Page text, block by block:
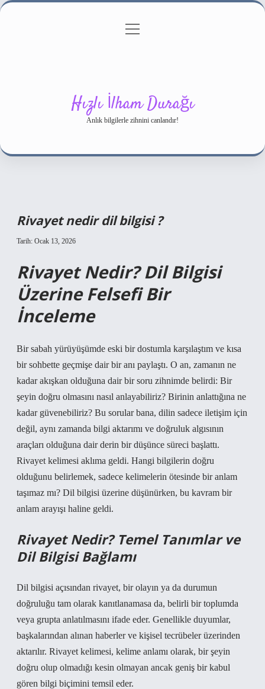
Gizlilik Politikası
menüyü
Hızlı İlham Durağı
Anlık bilgilerle zihnini canlandır!
Rivayet nedir dil bilgisi ?
Tarih: Ocak 13, 2026
Rivayet Nedir? Dil Bilgisi
Üzerine Felsefi Bir
İnceleme
Bir sabah yürüyüşümde eski bir dostumla karşılaştım ve kısa
bir sohbette geçmişe dair bir anı paylaştı. O an, zamanın ne
kadar akışkan olduğuna dair bir soru zihnimde belirdi: Bir
şeyin doğru olmasını nasıl anlayabiliriz? Birinin anlattığına ne
kadar güvenebiliriz? Bu sorular bana, dilin sadece iletişim için
değil, aynı zamanda bilgi aktarımı ve doğruluk algısının
araçları olduğuna dair derin bir düşünce süreci başlattı.
Rivayet kelimesi aklıma geldi. Hangi bilgilerin doğru
olduğunu belirlemek, sadece kelimelerin ötesinde bir anlam
taşımaz mı? Dil bilgisi üzerine düşünürken, bu kavram bir
anlam arayışı haline geldi.
Rivayet Nedir? Temel Tanımlar ve
Dil Bilgisi Bağlamı
Dil bilgisi açısından rivayet, bir olayın ya da durumun
doğruluğu tam olarak kanıtlanamasa da, belirli bir toplumda
veya grupta anlatılmasını ifade eder. Genellikle duyumlar,
başkalarından alınan haberler ve kişisel tecrübeler üzerinden
aktarılır. Rivayet kelimesi, kelime anlamı olarak, bir şeyin
doğru olup olmadığı kesin olmayan ancak geniş bir kabul
gören bilgi biçimini temsil eder.